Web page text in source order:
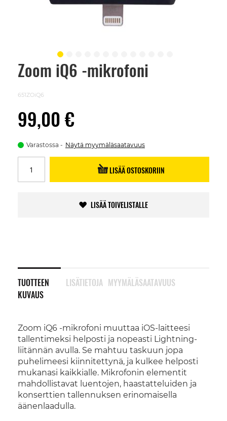
Zoom iQ6 -mikrofoni
651ZOiQ6
99,00 €
Varastossa Näytä myymäläsaatavuus
LISÄÄ OSTOSKORIIN
LISÄÄ TOIVELISTALLE
TUOTTEEN
KUVAUS
Zoom iQ6 -mikrofoni muuttaa iOS-laitteesi
tallentimeksi helposti ja nopeasti Lightning-
liitännän avulla. Se mahtuu taskuun jopa
puhelimeesi kiinnitettynä, ja kulkee helposti
mukanasi kaikkialle. Mikrofonin elementit
mahdollistavat luentojen, haastatteluiden ja
konserttien tallennuksen erinomaisella
äänenlaadulla.
LISÄTIETOJA MYYMÄLÄSAATAVUUS
Skip
images
gallery